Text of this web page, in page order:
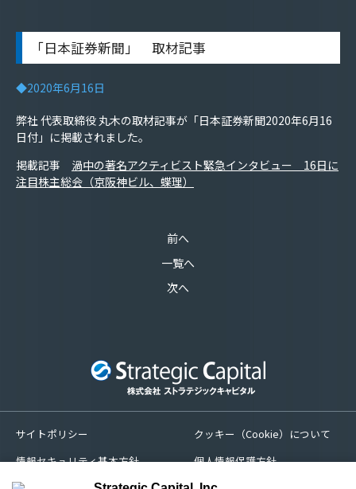
「日本証券新聞」 取材記事
◆2020年6月16日
弊社 代表取締役 丸木の取材記事が「日本証券新聞2020年6月16
日付」に掲載されました。
掲載記事 渦中の著名アクティビスト緊急インタビュー 16日に
注目株主総会（京阪神ビル、蝶理）
前へ
一覧へ
次へ
サイトポリシー
クッキー（Cookie）について
情報セキュリティ基本方針
個人情報保護方針